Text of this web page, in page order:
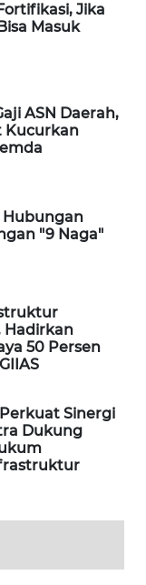
Jika
Masuk
ASN Daerah,
Kucurkan
Hubungan
"9 Naga"
Hadirkan
50 Persen
Sinergi
Dukung